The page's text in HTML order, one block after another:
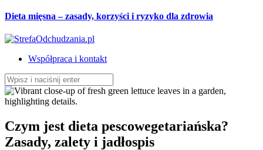
Dieta mięsna – zasady, korzyści i ryzyko dla zdrowia
Współpraca i kontakt
Szukaj:
Czym jest dieta pescowegetariańska?
Zasady, zalety i jadłospis